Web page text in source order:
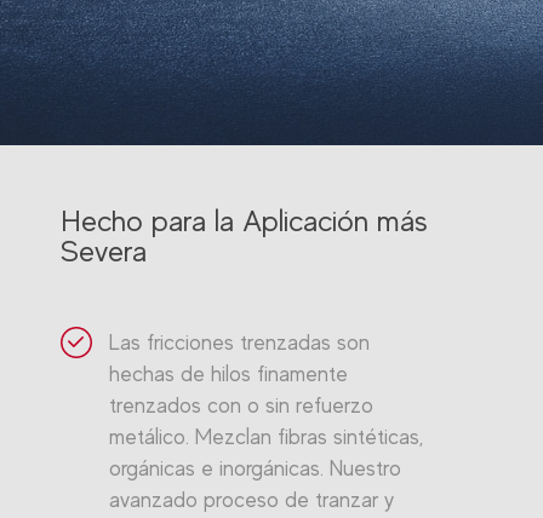
Hecho para la Aplicación más
Severa
Las fricciones trenzadas son
hechas de hilos finamente
trenzados con o sin refuerzo
metálico. Mezclan fibras sintéticas,
orgánicas e inorgánicas. Nuestro
avanzado proceso de tranzar y